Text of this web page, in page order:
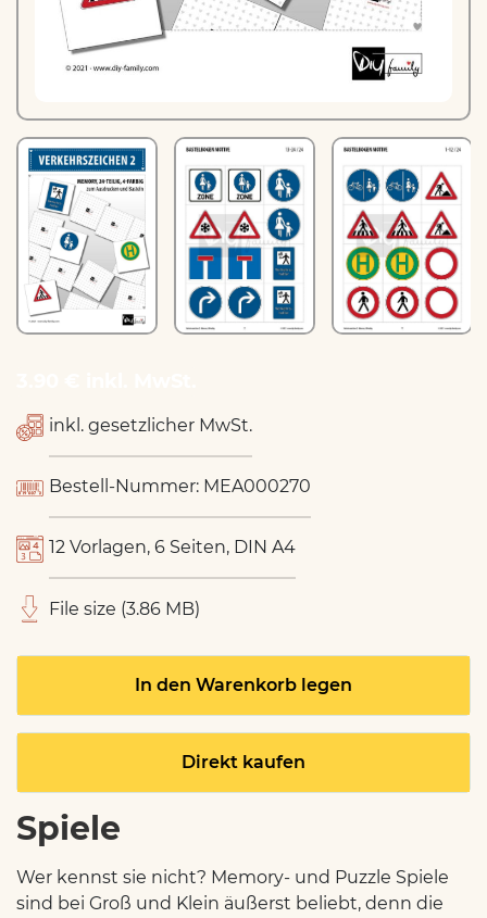
inkl. gesetzlicher MwSt.
Bestell-Nummer: MEA000270
12 Vorlagen, 6 Seiten, DIN A4
File size (3.86 MB)
In den Warenkorb legen
Direkt kaufen
Spiele
Wer kennst sie nicht? Memory- und Puzzle Spiele
sind bei Groß und Klein äußerst beliebt, denn die